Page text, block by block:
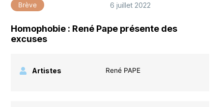
Brève 6 juillet 2022
Homophobie : René Pape présente des
excuses
Artistes René PAPE